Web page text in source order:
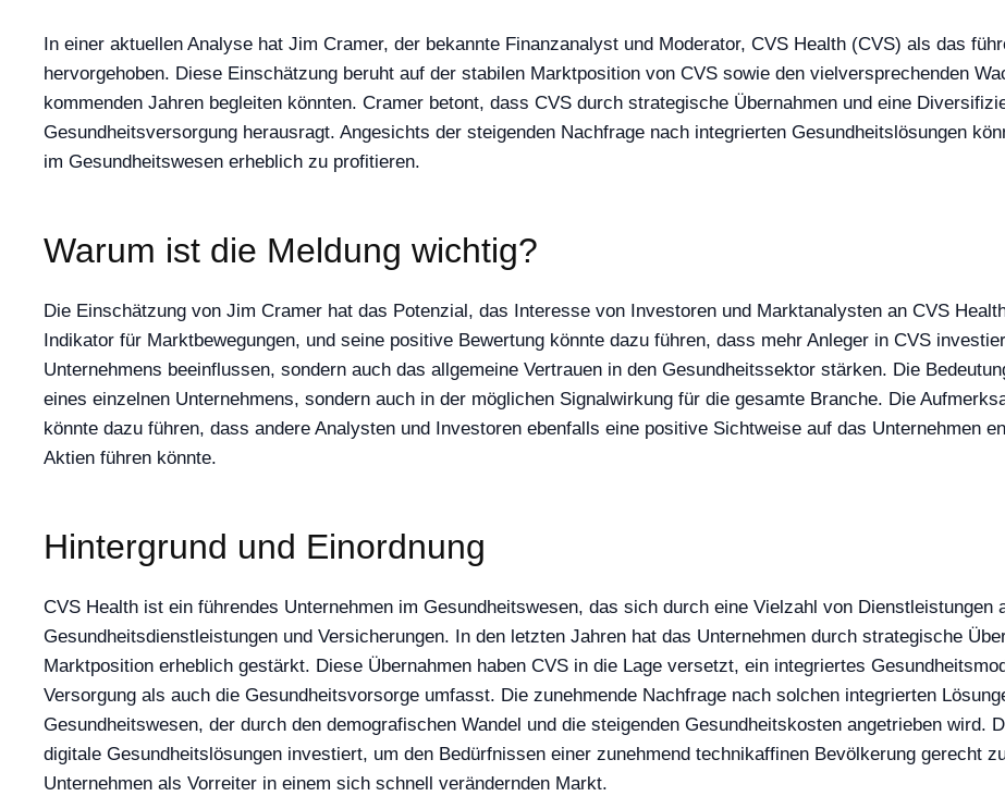
In einer aktuellen Analyse hat Jim Cramer, der bekannte Finanzanalyst und Moderator, CVS Health (CVS) als das
hervorgehoben. Diese Einschätzung beruht auf der stabilen Marktposition von CVS sowie den vielversprechenden
kommenden Jahren begleiten könnten. Cramer betont, dass CVS durch strategische Übernahmen und eine
Gesundheitsversorgung herausragt. Angesichts der steigenden Nachfrage nach integrierten Gesundheitslösungen
im Gesundheitswesen erheblich zu profitieren.
Warum ist die Meldung wichtig?
Die Einschätzung von Jim Cramer hat das Potenzial, das Interesse von Investoren und Marktanalysten an CVS
Indikator für Marktbewegungen, und seine positive Bewertung könnte dazu führen, dass mehr Anleger in CVS
Unternehmens beeinflussen, sondern auch das allgemeine Vertrauen in den Gesundheitssektor stärken. Die
eines einzelnen Unternehmens, sondern auch in der möglichen Signalwirkung für die gesamte Branche. Die
könnte dazu führen, dass andere Analysten und Investoren ebenfalls eine positive Sichtweise auf das Unternehmen
Aktien führen könnte.
Hintergrund und Einordnung
CVS Health ist ein führendes Unternehmen im Gesundheitswesen, das sich durch eine Vielzahl von Dienstleistungen
Gesundheitsdienstleistungen und Versicherungen. In den letzten Jahren hat das Unternehmen durch strategische
Marktposition erheblich gestärkt. Diese Übernahmen haben CVS in die Lage versetzt, ein integriertes
Versorgung als auch die Gesundheitsvorsorge umfasst. Die zunehmende Nachfrage nach solchen integrierten
Gesundheitswesen, der durch den demografischen Wandel und die steigenden Gesundheitskosten angetrieben wird.
digitale Gesundheitslösungen investiert, um den Bedürfnissen einer zunehmend technikaffinen Bevölkerung gerecht
Unternehmen als Vorreiter in einem sich schnell verändernden Markt.